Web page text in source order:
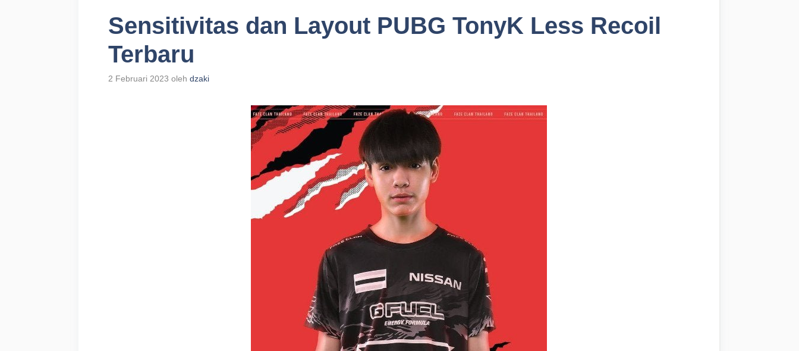
Sensitivitas dan Layout PUBG TonyK Less Recoil
Terbaru
2 Februari 2023 oleh dzaki